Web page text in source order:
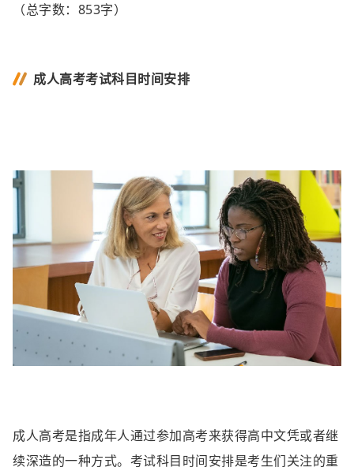
（总字数：853字）
成人高考考试科目时间安排
成人高考是指成年人通过参加高考来获得高中文凭或者继
续深造的一种方式。考试科目时间安排是考生们关注的重